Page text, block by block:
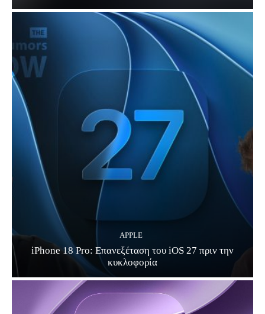
APPLE
iPhone 18 Pro: Επανεξέταση του iOS 27 πριν την
κυκλοφορία